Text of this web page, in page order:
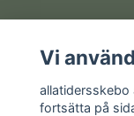
Sociala medier
Vi
allatidersskebo
fortsätta på